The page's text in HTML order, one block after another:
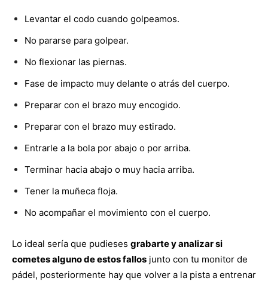
Levantar el codo cuando golpeamos.
No pararse para golpear.
No flexionar las piernas.
Fase de impacto muy delante o atrás del cuerpo.
Preparar con el brazo muy encogido.
Preparar con el brazo muy estirado.
Entrarle a la bola por abajo o por arriba.
Terminar hacia abajo o muy hacia arriba.
Tener la muñeca floja.
No acompañar el movimiento con el cuerpo.
Lo ideal sería que pudieses grabarte y analizar si
cometes alguno de estos fallos junto con tu monitor de
pádel, posteriormente hay que volver a la pista a entrenar